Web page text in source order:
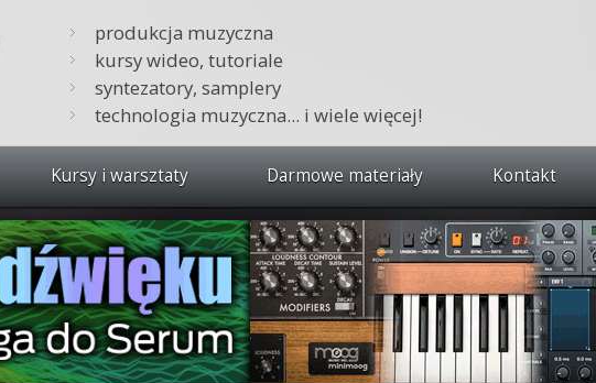
produkcja muzyczna
kursy wideo, tutoriale
syntezatory, samplery
technologia muzyczna... i wiele więcej!
Kursy i warsztaty
Zobacz wszystkie kursy i warsztaty
Synteza dźwięku 🔥
Produkcja muzyczna w praktyce
Bitwig Studio od podstaw
Darmowe materiały Kontakt